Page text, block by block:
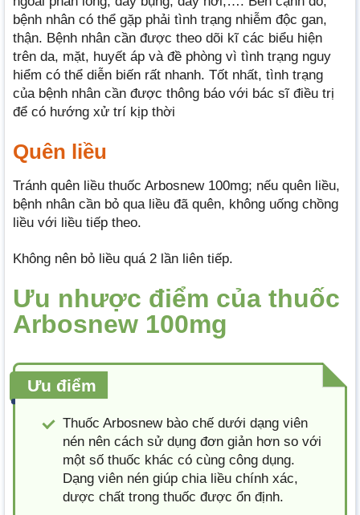
bệnh nhân có thể gặp phải tình trạng nhiễm độc gan,
thận. Bệnh nhân cần được theo dõi kĩ các biểu hiện
trên da, mặt, huyết áp và đề phòng vì tình trạng nguy
hiểm có thể diễn biến rất nhanh. Tốt nhất, tình trạng
của bệnh nhân cần được thông báo với bác sĩ điều trị
để có hướng xử trí kịp thời
Quên liều
Tránh quên liều thuốc Arbosnew 100mg; nếu quên liều,
bệnh nhân cần bỏ qua liều đã quên, không uống chồng
liều với liều tiếp theo.
Không nên bỏ liều quá 2 lần liên tiếp.
Ưu nhược điểm của thuốc
Arbosnew 100mg
Ưu điểm
Thuốc Arbosnew bào chế dưới dạng viên
nén nên cách sử dụng đơn giản hơn so với
một số thuốc khác có cùng công dụng.
Dạng viên nén giúp chia liều chính xác,
dược chất trong thuốc được ổn định.